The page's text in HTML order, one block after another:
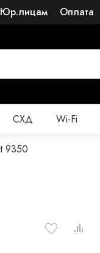
Юр.лицам Оплата
СХД Wi-Fi
9350